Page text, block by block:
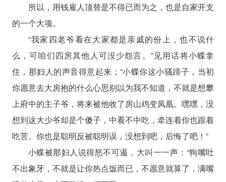
所以，用钱雇人顶替是不得已而为之，也是自家开支
的一个大项。
“我家四老爷看在大家都是亲戚的份上，也不说什
么，可咱们四房其他人可没少怨言。”见用话将小蝶拿
住，那妇人的声音得意起来；“小蝶你这小骚蹄子，当初
你愿意去大房抱的什么心思别以为我不知道，不就是想攀
上府中的主子爷，将来被他收了房山鸡变凤凰。嘿嘿，没
想到这大少爷却是个傻子，中看不中吃，牵连着你也跟着
吃苦。你也是聪明反被聪明误，没想到吧，后悔了吧！”
小蝶被那妇人说得怒不可遏，大叫一一声：“狗嘴吐
不出象牙，不就是让你热点饭而已，不愿意就算了，满嘴